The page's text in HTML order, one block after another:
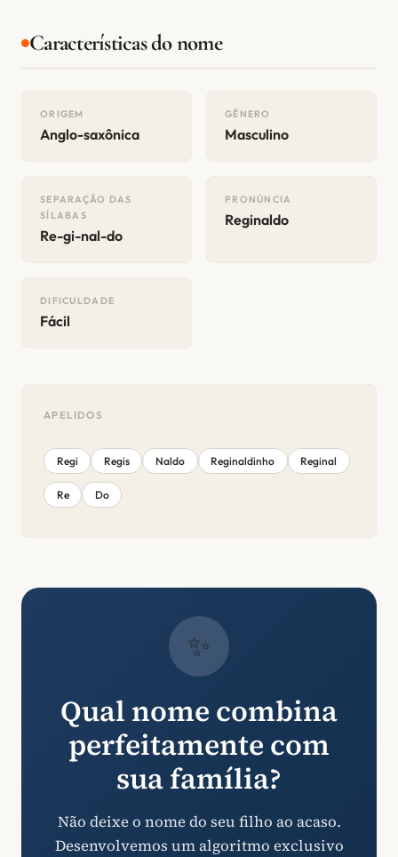
Características do nome
ORIGEM
Anglo-saxônica
GÊNERO
Masculino
SEPARAÇÃO DAS
SÍLABAS
Re-gi-nal-do
PRONÚNCIA
Reginaldo
DIFICULDADE
Fácil
APELIDOS
Regi Regis Naldo Reginaldinho Reginal
Re Do
✨
Qual nome combina
perfeitamente com
sua família?
Não deixe o nome do seu filho ao acaso.
Desenvolvemos um algoritmo exclusivo